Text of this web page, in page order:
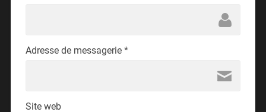
Adresse de messagerie *
Site web